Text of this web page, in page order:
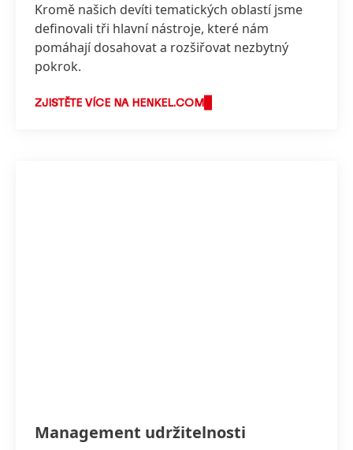
Kromě našich devíti tematických oblastí jsme
definovali tři hlavní nástroje, které nám
pomáhají dosahovat a rozšiřovat nezbytný
pokrok.
ZJISTĚTE VÍCE NA HENKEL.COM
Management udržitelnosti